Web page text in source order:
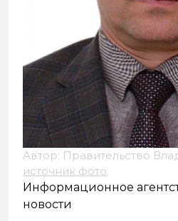
Автор: Правительство
источник фото.
Информационное
новости